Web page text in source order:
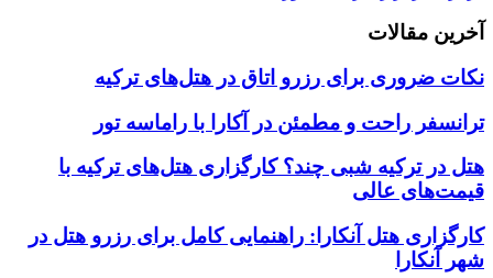
آخرین مقالات
نکات ضروری برای رزرو اتاق در هتل‌های ترکیه
ترانسفر راحت و مطمئن در آکارا با راماسه تور
هتل در ترکیه شبی چند؟ کارگزاری هتل‌های ترکیه با
قیمت‌های عالی
کارگزاری هتل آنکارا: راهنمایی کامل برای رزرو هتل در
شهر آنکارا